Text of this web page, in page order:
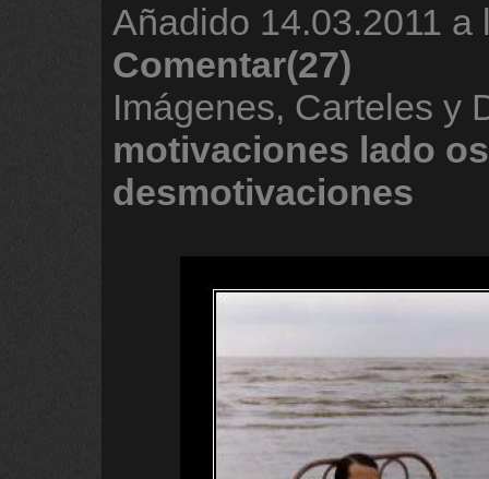
Añadido 14.03.2011 a
Comentar(27)
Imágenes, Carteles y
motivaciones lado
desmotivaciones